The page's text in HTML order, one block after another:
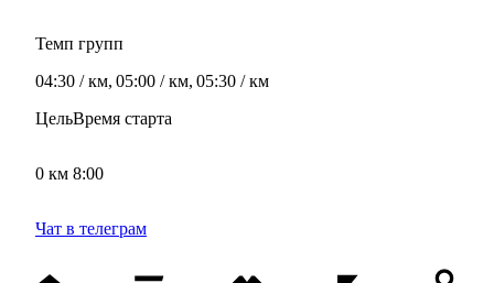
Темп групп
04:30 / км, 05:00 / км, 05:30 / км
Цель
0 км
Время старта
8:00
Чат в телеграм